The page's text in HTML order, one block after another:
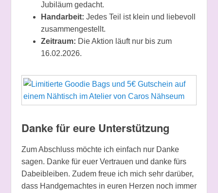
Jubiläum gedacht.
Handarbeit: Jedes Teil ist klein und liebevoll
zusammengestellt.
Zeitraum: Die Aktion läuft nur bis zum
16.02.2026.
Danke für eure Unterstützung
Zum Abschluss möchte ich einfach nur Danke
sagen. Danke für euer Vertrauen und danke fürs
Dabeibleiben. Zudem freue ich mich sehr darüber,
dass Handgemachtes in euren Herzen noch immer